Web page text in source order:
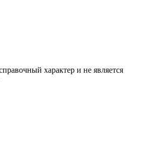
характер и не является